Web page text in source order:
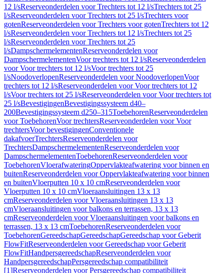
12 l/sReserveonderdelen voor Trechters tot 12 l/sTrechters tot 25
l/sReserveonderdelen voor Trechters tot 25 l/sTrechters voor
gotenReserveonderdelen voor Trechters voor gotenTrechters tot 12
l/sReserveonderdelen voor Trechters tot 12 l/sTrechters tot 25
l/sReserveonderdelen voor Trechters tot 25
l/sDampschermelementenReserveonderdelen voor
DampschermelementenVoor trechters tot 12 l/sReserveonderdelen
voor Voor trechters tot 12 l/sVoor trechters tot 25
l/sNoodoverlopenReserveonderdelen voor NoodoverlopenVoor
trechters tot 12 l/sReserveonderdelen voor Voor trechters tot 12
l/sVoor trechters tot 25 l/sReserveonderdelen voor Voor trechters tot
25 l/sBevestigingenBevestigingssysteem d40–
200Bevestigingssysteem d250–315ToebehorenReserveonderdelen
voor ToebehorenVoor trechtersReserveonderdelen voor Voor
trechtersVoor bevestigingenConventionele
dakafvoerTrechtersReserveonderdelen voor
TrechtersDampschermelementenReserveonderdelen voor
DampschermelementenToebehorenReserveonderdelen voor
ToebehorenVloerafwateringOppervlakteafwatering voor binnen en
buitenReserveonderdelen voor Oppervlakteafwatering voor binnen
en buitenVloerputten 10 x 10 cmReserveonderdelen voor
Vloerputten 10 x 10 cmVloeraansluitingen 13 x 13
cmReserveonderdelen voor Vloeraansluitingen 13 x 13
cmVloeraansluitingen voor balkons en terrassen, 13 x 13
cmReserveonderdelen voor Vloeraansluitingen voor balkons en
terrassen, 13 x 13 cmToebehorenReserveonderdelen voor
ToebehorenGereedschapGereedschapGereedschap voor Geberit
FlowFitReserveonderdelen voor Gereedschap voor Geberit
FlowFitHandpersgereedschapReserveonderdelen voor
HandpersgereedschapPersgereedschap compatibiliteit
[1]Reserveonderdelen voor Persgereedschap compatibiliteit